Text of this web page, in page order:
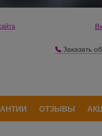
Заказать
ОТЗЫВЫ